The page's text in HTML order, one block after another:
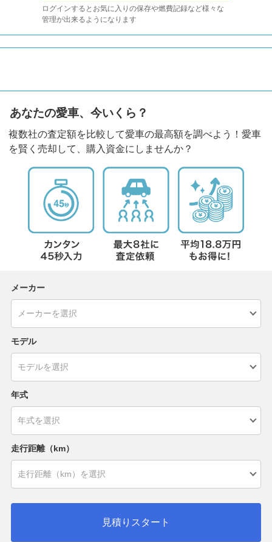
ログインするとお気に入りの保存や燃費記録など様々な
管理が出来るようになります
あなたの愛車、今いくら？
複数社の査定額を比較して愛車の最高額を調べよう！愛車
を賢く売却して、購入資金にしませんか？
メーカー
モデル
年式
走行距離（km）
見積りスタート